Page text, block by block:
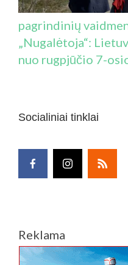
pagrindinių
„Nugalėtoja“:
nuo rugpjūčio 7-
Socialiniai tinklai
Reklama